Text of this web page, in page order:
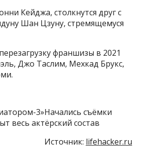
Кейджа, столкнутся друг с
Шан Цзуну, стремящемуся
франшизы в 2021
Джо Таслим, Мехкад Брукс,
3»Начались съёмки
весь актёрский состав
Источник: lifehacker.ru